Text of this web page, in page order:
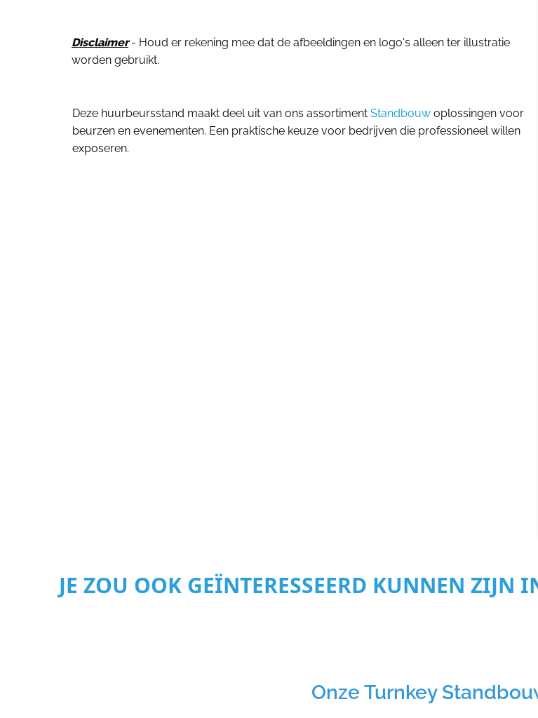
Disclaimer- Houd er rekening mee dat de afbeeldingen en logo's alleen ter illustratie
worden gebruikt.
Deze huurbeursstand maakt deel uit van ons assortiment Standbouw oplossingen voor
beurzen en evenementen. Een praktische keuze voor bedrijven die professioneel willen
exposeren.
JE ZOU OOK GEÏNTERESSEERD KUNNEN ZIJN
Onze Turnkey